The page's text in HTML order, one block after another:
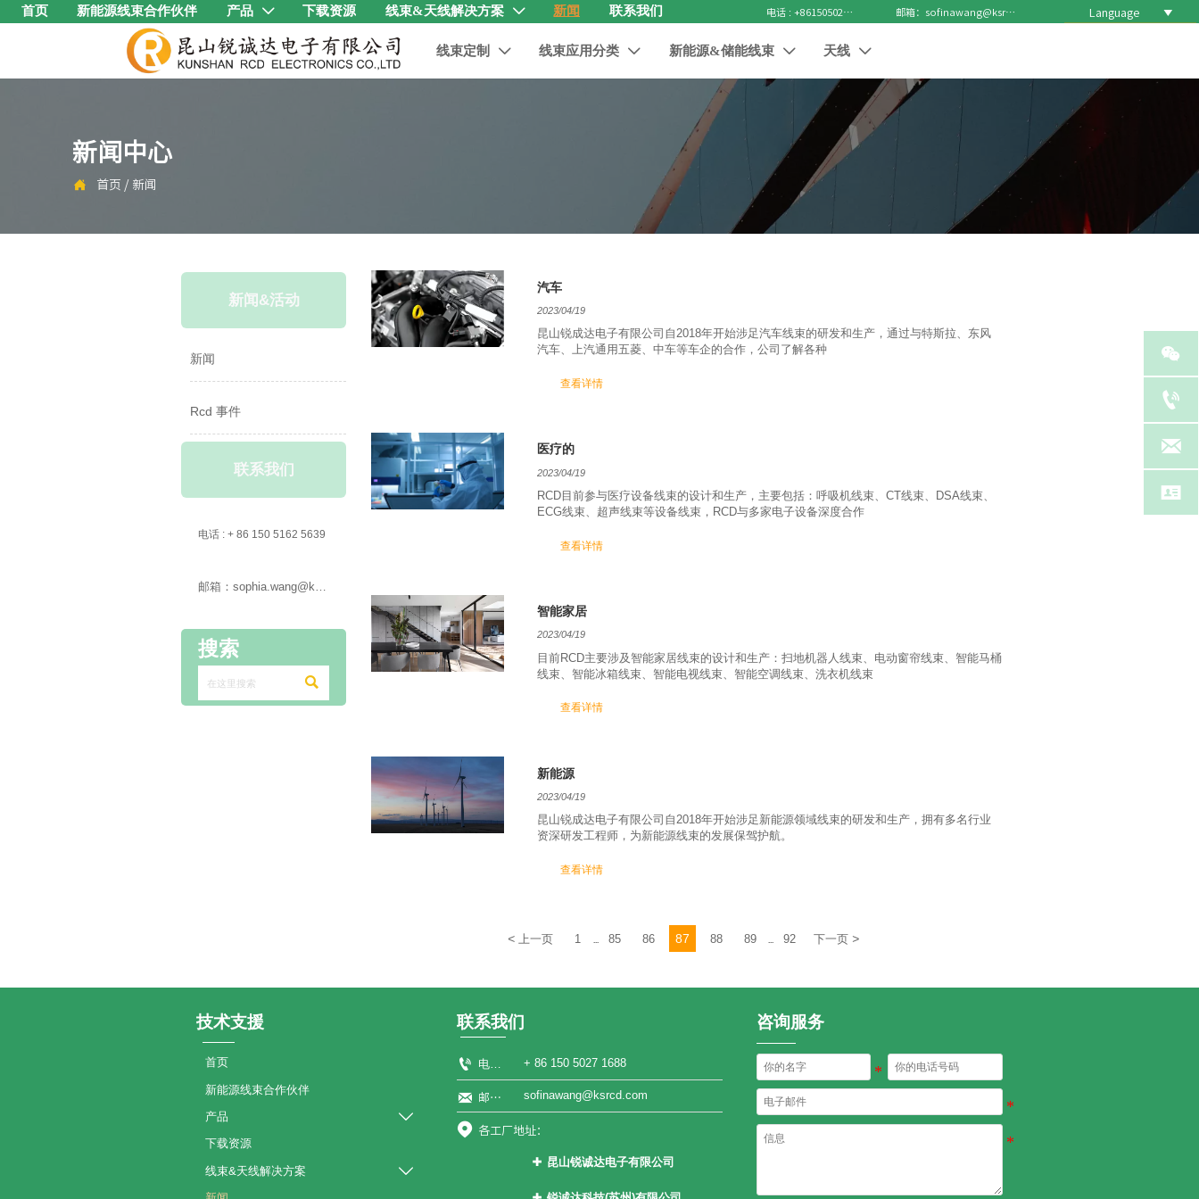
首页 新能源线束合作伙伴 产品  下载资源 线束&天线解决方案  新闻 联系我们 电话 : +8615050271688 邮箱：sofinawang@ksrcd.com Language 
线束定制  线束应用分类  新能源&储能线束  天线 
新闻中心
 首页 / 新闻
新闻&活动
新闻
Rcd 事件
联系我们
电话 : + 86 150 5162 5639
邮箱：sophia.wang@ksrcd.com
搜索

汽车
2023/04/19
昆山锐成达电子有限公司自2018年开始涉足汽车线束的研发和生产，通过与特斯拉、东风
汽车、上汽通用五菱、中车等车企的合作，公司了解各种
查看详情
医疗的
2023/04/19
RCD目前参与医疗设备线束的设计和生产，主要包括：呼吸机线束、CT线束、DSA线束、
ECG线束、超声线束等设备线束，RCD与多家电子设备深度合作
查看详情
智能家居
2023/04/19
目前RCD主要涉及智能家居线束的设计和生产：扫地机器人线束、电动窗帘线束、智能马桶
线束、智能冰箱线束、智能电视线束、智能空调线束、洗衣机线束
查看详情
新能源
2023/04/19
昆山锐成达电子有限公司自2018年开始涉足新能源领域线束的研发和生产，拥有多名行业
资深研发工程师，为新能源线束的发展保驾护航。
查看详情
< 上一页 1 ... 85 86 87 88 89 ... 92 下一页 >
技术支援
首页
新能源线束合作伙伴
产品 
下载资源
线束&天线解决方案 
联系我们
 电话： + 86 150 5027 1688
 邮箱： sofinawang@ksrcd.com
 各工厂地址：
 昆山锐诚达电子有限公司
江苏省昆山市张浦镇花苑路1899号
咨询服务



